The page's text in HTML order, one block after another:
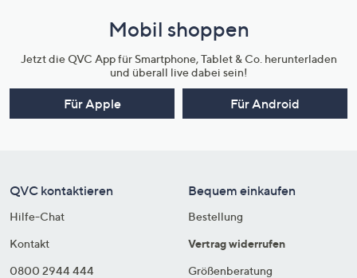
Mobil shoppen
Jetzt die QVC App für Smartphone, Tablet & Co. herunterladen
und überall live dabei sein!
Für Apple Für Android
QVC kontaktieren
Hilfe-Chat
Kontakt
0800 2944 444
Bequem einkaufen
Bestellung
Vertrag widerrufen
Größenberatung